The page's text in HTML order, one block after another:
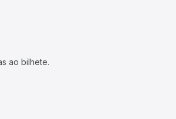
ao bilhete.